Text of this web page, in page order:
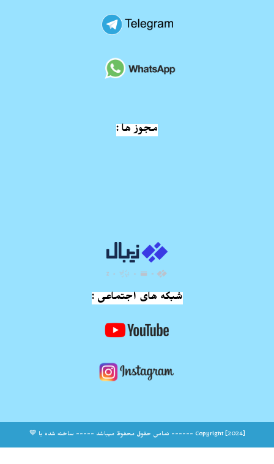
مجوز ها :
شبکه های اجتماعی :
Copyright [2024] ------ تمامی حقوق محفوظ میباشد ----- ساخته شده با 💙